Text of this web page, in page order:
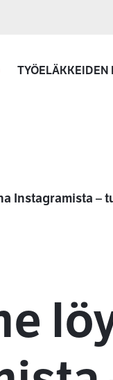
TYÖELÄKKEIDEN
Instagramista –